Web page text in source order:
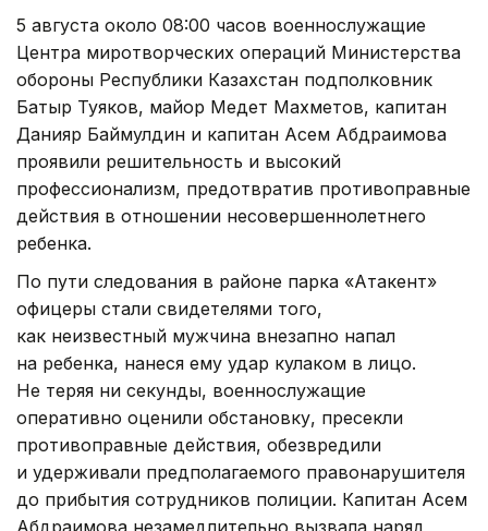
5 августа около 08:00 часов военнослужащие
Центра миротворческих операций Министерства
обороны Республики Казахстан подполковник
Батыр Туяков, майор Медет Махметов, капитан
Данияр Баймулдин и капитан Асем Абдраимова
проявили решительность и высокий
профессионализм, предотвратив противоправные
действия в отношении несовершеннолетнего
ребенка.
По пути следования в районе парка «Атакент»
офицеры стали свидетелями того,
как неизвестный мужчина внезапно напал
на ребенка, нанеся ему удар кулаком в лицо.
Не теряя ни секунды, военнослужащие
оперативно оценили обстановку, пресекли
противоправные действия, обезвредили
и удерживали предполагаемого правонарушителя
до прибытия сотрудников полиции. Капитан Асем
Абдраимова незамедлительно вызвала наряд